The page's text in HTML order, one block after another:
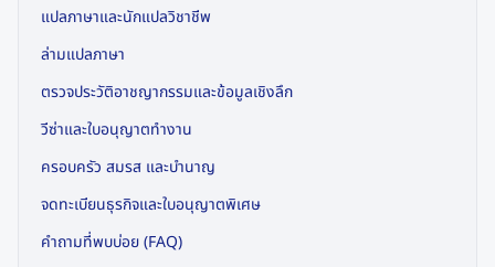
แปลภาษาและนักแปลวิชาชีพ
ล่ามแปลภาษา
ตรวจประวัติอาชญากรรมและข้อมูลเชิงลึก
วีซ่าและใบอนุญาตทำงาน
ครอบครัว สมรส และบำนาญ
จดทะเบียนธุรกิจและใบอนุญาตพิเศษ
คำถามที่พบบ่อย (FAQ)